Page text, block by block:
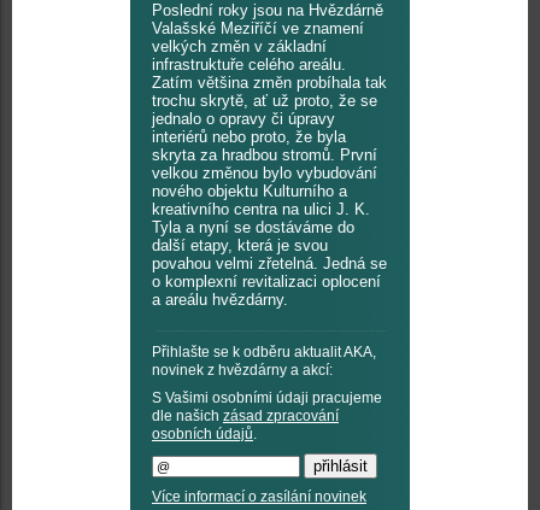
Poslední roky jsou na Hvězdárně
Valašské Meziříčí ve znamení
velkých změn v základní
infrastruktuře celého areálu.
Zatím většina změn probíhala tak
trochu skrytě, ať už proto, že se
jednalo o opravy či úpravy
interiérů nebo proto, že byla
skryta za hradbou stromů. První
velkou změnou bylo vybudování
nového objektu Kulturního a
kreativního centra na ulici J. K.
Tyla a nyní se dostáváme do
další etapy, která je svou
povahou velmi zřetelná. Jedná se
o komplexní revitalizaci oplocení
a areálu hvězdárny.
Přihlašte se k odběru aktualit AKA,
novinek z hvězdárny a akcí:
S Vašimi osobními údaji pracujeme
dle našich zásad zpracování
osobních údajů.
Více informací o zasílání novinek